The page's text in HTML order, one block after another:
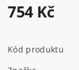
754 Kč
Kód produktu